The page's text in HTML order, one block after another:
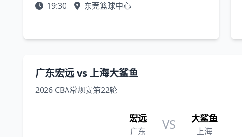
19:30
东莞篮球中心
广东宏远 vs 上海大鲨鱼
2026 CBA常规赛第22轮
宏远
广东 VS 大鲨鱼
上海